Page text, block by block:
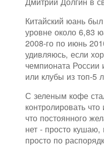
Китайский юань
уровне около 6,83
2008-го по июнь
удивляюсь, если
чемпионата России
или клубы из топ-5
С зеленым кофе
контролировать
что постоянного
нет - просто кушаю,
просто по